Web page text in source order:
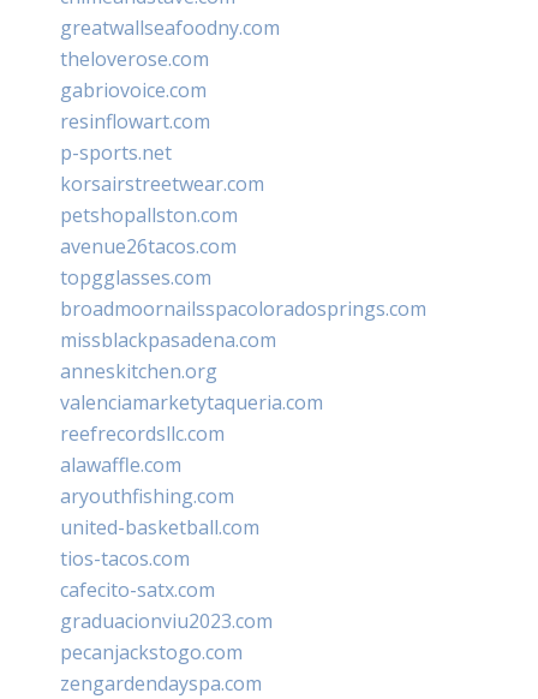
greatwallseafoodny.com
theloverose.com
gabriovoice.com
resinflowart.com
p-sports.net
korsairstreetwear.com
petshopallston.com
avenue26tacos.com
topgglasses.com
broadmoornailsspacoloradosprings.com
missblackpasadena.com
anneskitchen.org
valenciamarketytaqueria.com
reefrecordsllc.com
alawaffle.com
aryouthfishing.com
united-basketball.com
tios-tacos.com
cafecito-satx.com
graduacionviu2023.com
pecanjackstogo.com
zengardendayspa.com